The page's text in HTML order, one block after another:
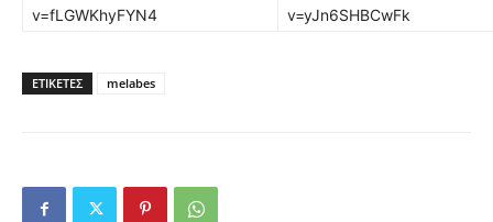
v=fLGWKhyFYN4
v=yJn6SHBCwFk
ΕΤΙΚΕΤΕΣ melabes